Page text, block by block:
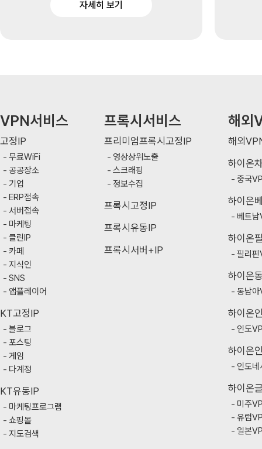
자세히 보기
VPN서비스
고정IP
무료WiFi
공공장소
기업
ERP접속
서버접속
마케팅
클린IP
카페
지식인
SNS
앱플레이어
KT고정IP
블로그
포스팅
게임
다계정
KT유동IP
마케팅프로그램
쇼핑몰
지도검색
프록시서비스
프리미엄프록시고정IP
영상상위노출
스크래핑
정보수집
프록시고정IP
프록시유동IP
프록시서버+IP
해외
해외
하이온
중국
하이온
베트
하이온
필리
하이온
동남
하이온
인도
하이온
인도
하이온
미주
유럽
일본